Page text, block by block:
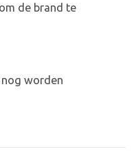
de brand te
worden